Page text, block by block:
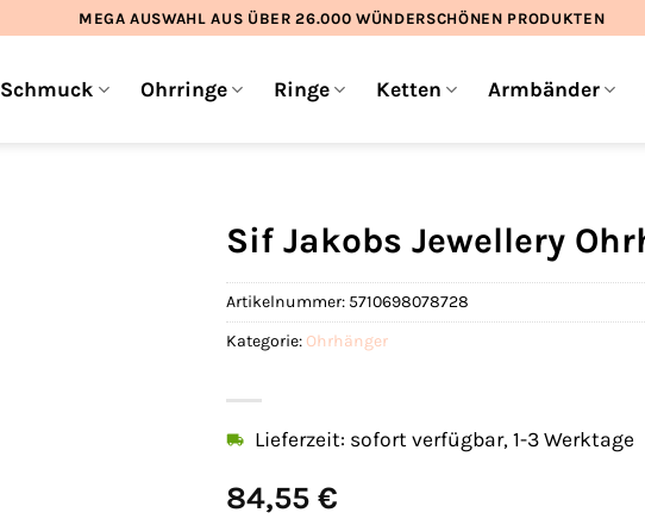
MEGA AUSWAHL AUS ÜBER 26.000 WÜNDERSCHÖNEN PRODUKTEN
Schmuck Ohrringe Ringe Ketten Armbänder
Sif Jakobs Jewellery
84,55 €
Lieferzeit: sofort verfügbar, 1-3 Werktage
Artikelnummer: 5710698078728
Kategorie: Ohrhänger